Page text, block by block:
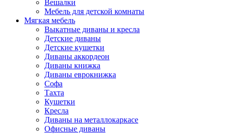
Вешалки
Мебель для детской комнаты
Мягкая мебель
Выкатные диваны и кресла
Детские диваны
Детские кушетки
Диваны аккордеон
Диваны книжка
Диваны еврокнижка
Софа
Тахта
Кушетки
Кресла
Диваны на металлокаркасе
Офисные диваны